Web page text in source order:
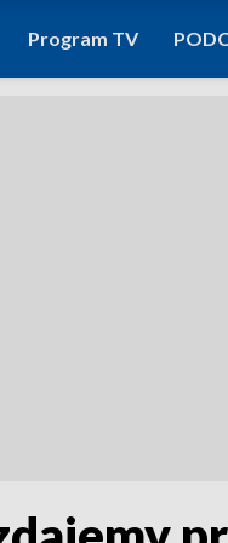
Program TV